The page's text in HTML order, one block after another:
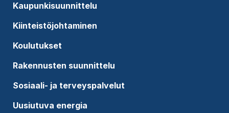
Kaupunkisuunnittelu
Kiinteistöjohtaminen
Koulutukset
Rakennusten suunnittelu
Sosiaali- ja terveyspalvelut
Uusiutuva energia